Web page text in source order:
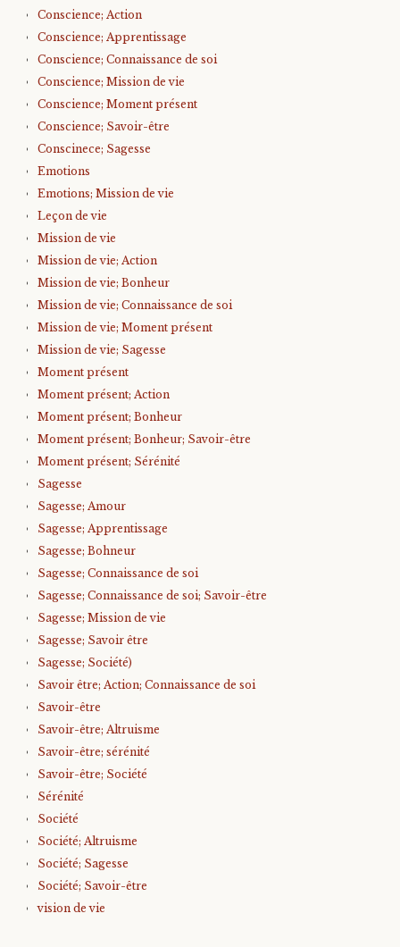
Conscience; Action
Conscience; Apprentissage
Conscience; Connaissance de soi
Conscience; Mission de vie
Conscience; Moment présent
Conscience; Savoir-être
Conscinece; Sagesse
Emotions
Emotions; Mission de vie
Leçon de vie
Mission de vie
Mission de vie; Action
Mission de vie; Bonheur
Mission de vie; Connaissance de soi
Mission de vie; Moment présent
Mission de vie; Sagesse
Moment présent
Moment présent; Action
Moment présent; Bonheur
Moment présent; Bonheur; Savoir-être
Moment présent; Sérénité
Sagesse
Sagesse; Amour
Sagesse; Apprentissage
Sagesse; Bohneur
Sagesse; Connaissance de soi
Sagesse; Connaissance de soi; Savoir-être
Sagesse; Mission de vie
Sagesse; Savoir être
Sagesse; Société)
Savoir être; Action; Connaissance de soi
Savoir-être
Savoir-être; Altruisme
Savoir-être; sérénité
Savoir-être; Société
Sérénité
Société
Société; Altruisme
Société; Sagesse
Société; Savoir-être
vision de vie